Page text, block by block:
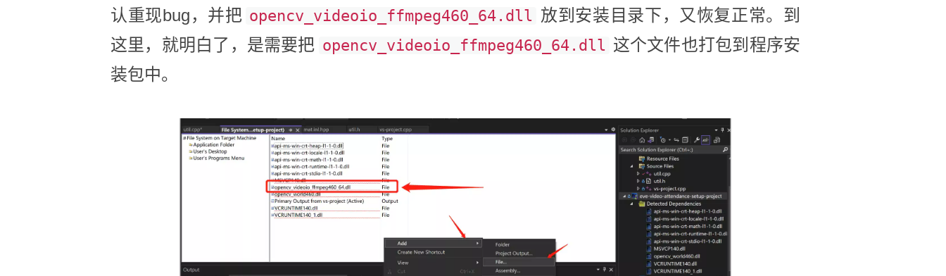
认重现bug，并把 opencv_videoio_ffmpeg460_64.dll 放到安装目录下，又恢复正常。到
这里，就明白了，是需要把 opencv_videoio_ffmpeg460_64.dll 这个文件也打包到程序安
装包中。